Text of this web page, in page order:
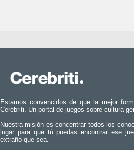
Estamos convencidos de que la mejor
Cerebriti. Un portal de juegos sobre cultura
Nuestra misión es concentrar todos los
lugar para que tú puedas encontrar ese
extraño que sea.